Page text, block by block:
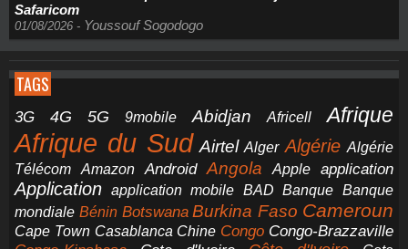
Safaricom
01/08/2026 - Youssouf Sogodogo
TAGS
3G 4G 5G 9mobile Abidjan Africell Afrique
Afrique du Sud Airtel Alger Algérie Algérie
Télécom
Amazon Android Angola Apple application
Application application mobile BAD Banque Banque
mondiale Bénin Botswana Burkina Faso Cameroun
Cape Town Casablanca Chine Congo Congo-Brazzaville